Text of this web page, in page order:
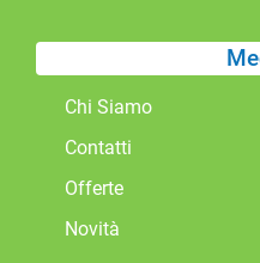
Chi Siamo
Contatti
Offerte
Novità